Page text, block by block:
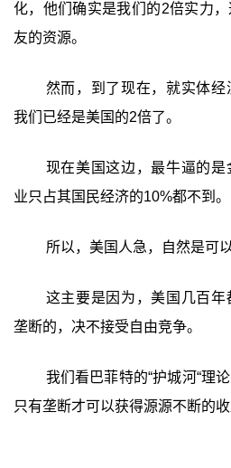
化，他们确实是我们的2倍实力
友的资源。
然而，到了现在，就实体
我们已经是美国的2倍了。
现在美国这边，最牛逼的
业只占其国民经济的10%都不到。
所以，美国人急，自然是可
这主要是因为，美国几百
垄断的，决不接受自由竞争。
我们看巴菲特的“护城河“理
只有垄断才可以获得源源不断的收